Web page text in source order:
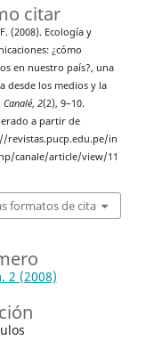
citar
(2008). Ecología y
¿cómo
en nuestro país?, una
desde los medios y la
Canalé, 2(2), 9–10.
a partir de
revistas.pucp.edu.pe/in
canale/article/view/11
formatos de cita
2 (2008)